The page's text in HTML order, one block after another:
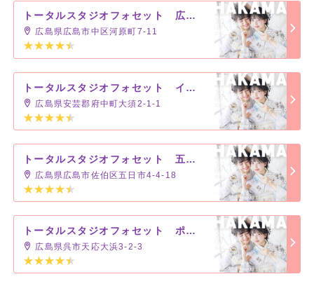
トータルスタジオフォセット 広島店
広島県広島市中区河原町7-11
トータルスタジオフォセット イオンモール広島府中店
広島県安芸郡府中町大須2-1-1
トータルスタジオフォセット 五日市コイン通り店
広島県広島市佐伯区五日市4-4-18
トータルスタジオフォセット ポートピアパーク店
広島県呉市天応大浜3-2-3